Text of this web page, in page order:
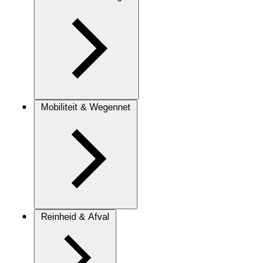
Mobiliteit & Wegennet
Reinheid & Afval